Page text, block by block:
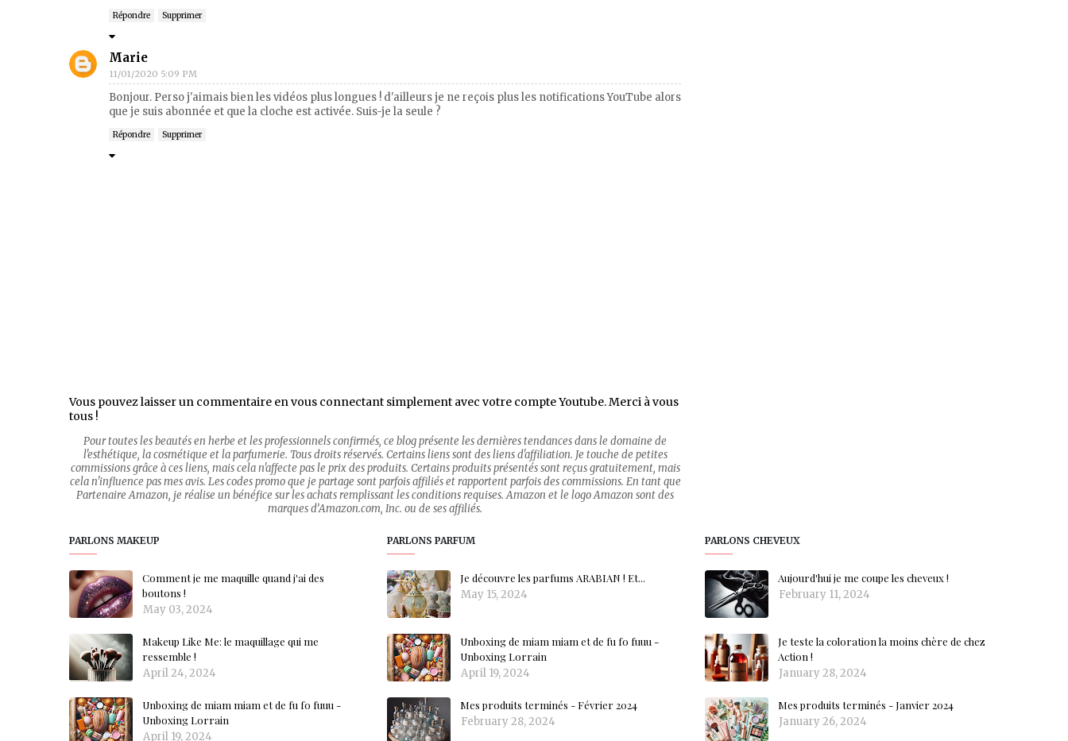
Répondre Supprimer
Marie
11/01/2020 5:09 PM
Bonjour. Perso j'aimais bien les vidéos plus longues ! d'ailleurs je ne reçois plus les notifications YouTube alors
que je suis abonnée et que la cloche est activée. Suis-je la seule ?
Répondre Supprimer
Vous pouvez laisser un commentaire en vous connectant simplement avec votre compte Youtube. Merci à vous
tous !
Pour toutes les beautés en herbe et les professionnels confirmés, ce blog présente les dernières tendances dans le domaine de
l'esthétique, la cosmétique et la parfumerie. Tous droits réservés. Certains liens sont des liens d'affiliation. Je touche de petites
commissions grâce à ces liens, mais cela n'affecte pas le prix des produits. Certains produits présentés sont reçus gratuitement, mais
cela n'influence pas mes avis. Les codes promo que je partage sont parfois affiliés et rapportent parfois des commissions. En tant que
Partenaire Amazon, je réalise un bénéfice sur les achats remplissant les conditions requises. Amazon et le logo Amazon sont des
marques d’Amazon.com, Inc. ou de ses affiliés.
PARLONS MAKEUP
Comment je me maquille quand j'ai des
boutons !
May 03, 2024
Makeup Like Me: le maquillage qui me
ressemble !
April 24, 2024
Unboxing de miam miam et de fu fo fuuu -
Unboxing Lorrain
April 19, 2024
PARLONS PARFUM
Je découvre les parfums ARABIAN ! Et...
May 15, 2024
Unboxing de miam miam et de fu fo fuuu -
Unboxing Lorrain
April 19, 2024
Mes produits terminés - Février 2024
February 28, 2024
PARLONS CHEVEUX
Aujourd'hui je me coupe les cheveux !
February 11, 2024
Je teste la coloration la moins chère de chez
Action !
January 28, 2024
Mes produits terminés - Janvier 2024
January 26, 2024